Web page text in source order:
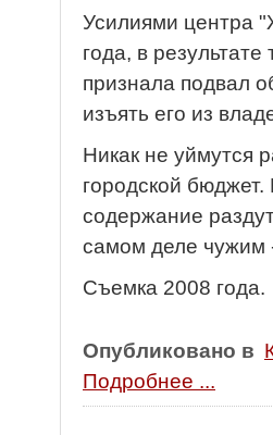
Усилиями центра
года, в
признала подвал
изъять его из
Никак не уймутся
городской
содержание
самом деле чужим
Съемка 2008 года.
Опубликовано в
Подробнее ...